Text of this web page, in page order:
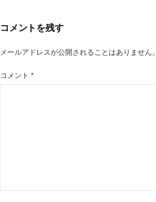
ー
シ
コメントを残す
メールアドレスが公開されることはありません。
コメント *